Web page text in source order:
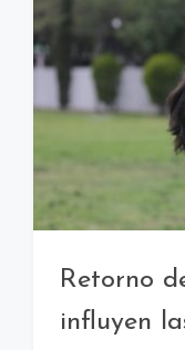
Retorno
influyen